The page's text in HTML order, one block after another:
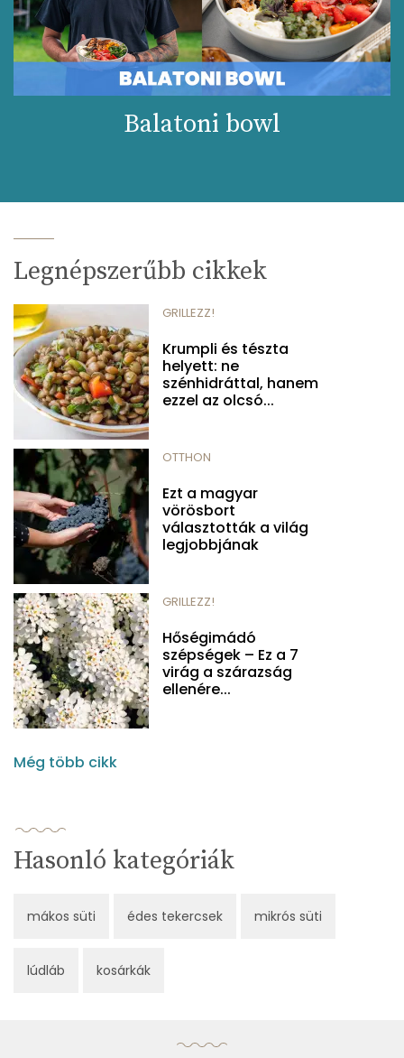
Balatoni bowl
Legnépszerűbb cikkek
GRILLEZZ!
Krumpli és tészta
helyett: ne
szénhidráttal, hanem
ezzel az olcsó...
OTTHON
Ezt a magyar
vörösbort
választották a világ
legjobbjának
GRILLEZZ!
Hőségimádó
szépségek – Ez a 7
virág a szárazság
ellenére...
Még több cikk
Hasonló kategóriák
mákos süti édes tekercsek mikrós süti
lúdláb kosárkák